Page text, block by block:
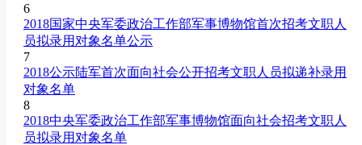
6
2018国家中央军委政治工作部军事博物馆首次招考文职人
员拟录用对象名单公示
7
2018公示陆军首次面向社会公开招考文职人员拟递补录用
对象名单
8
2018中央军委政治工作部军事博物馆面向社会招考文职人
员拟录用对象名单